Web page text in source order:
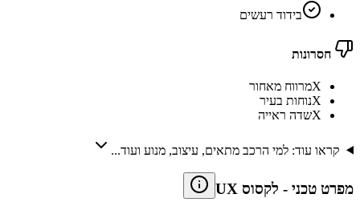
בידוד רעשים
חסרונות
Xמרווח מאחור
Xנוחות בעיר
Xשדה ראייה
קראו עוד: למי הרכב מתאים, עיצוב, מנוע ועוד...
מפרט טכני - לקסוס UX